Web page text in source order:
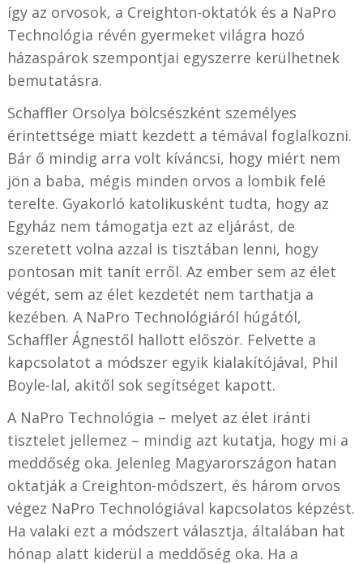
így az orvosok, a Creighton-oktatók és a NaPro
Technológia révén gyermeket világra hozó
házaspárok szempontjai egyszerre kerülhetnek
bemutatásra.
Schaffler Orsolya bölcsészként személyes
érintettsége miatt kezdett a témával foglalkozni.
Bár ő mindig arra volt kíváncsi, hogy miért nem
jön a baba, mégis minden orvos a lombik felé
terelte. Gyakorló katolikusként tudta, hogy az
Egyház nem támogatja ezt az eljárást, de
szeretett volna azzal is tisztában lenni, hogy
pontosan mit tanít erről. Az ember sem az élet
végét, sem az élet kezdetét nem tarthatja a
kezében. A NaPro Technológiáról húgától,
Schaffler Ágnestől hallott először. Felvette a
kapcsolatot a módszer egyik kialakítójával, Phil
Boyle-lal, akitől sok segítséget kapott.
A NaPro Technológia – melyet az élet iránti
tisztelet jellemez – mindig azt kutatja, hogy mi a
meddőség oka. Jelenleg Magyarországon hatan
oktatják a Creighton-módszert, és három orvos
végez NaPro Technológiával kapcsolatos képzést.
Ha valaki ezt a módszert választja, általában hat
hónap alatt kiderül a meddőség oka. Ha a